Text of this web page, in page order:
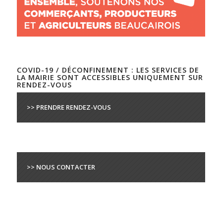
COVID-19 / DÉCONFINEMENT : LES SERVICES DE
LA MAIRIE SONT ACCESSIBLES UNIQUEMENT SUR
RENDEZ-VOUS
>> PRENDRE RENDEZ-VOUS
>> NOUS CONTACTER